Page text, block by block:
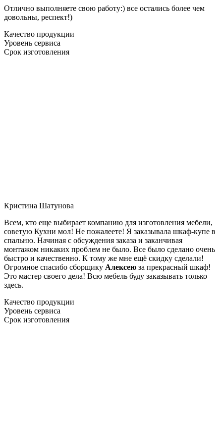
Отлично выполняете свою работу:) все остались более чем
довольны, респект!)
Качество продукции
Уровень сервиса
Срок изготовления
Кристина Шатунова
Всем, кто еще выбирает компанию для изготовления мебели,
советую Кухни мол! Не пожалеете! Я заказывала шкаф-купе в
спальню. Начиная с обсуждения заказа и заканчивая
монтажом никаких проблем не было. Все было сделано очень
быстро и качественно. К тому же мне ещё скидку сделали!
Огромное спасибо сборщику Алексею за прекрасный шкаф!
Это мастер своего дела! Всю мебель буду заказывать только
здесь.
Качество продукции
Уровень сервиса
Срок изготовления